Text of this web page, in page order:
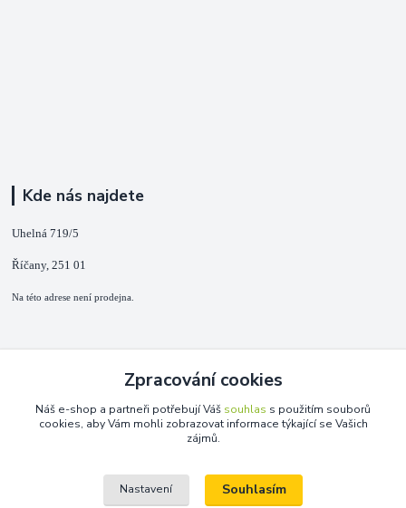
Kde nás najdete
Uhelná 719/5
Říčany, 251 01
Na této adrese není prodejna.
+420 725 889 873
(Po-Ne, 9-18 hod.)
Zpracování cookies
Náš e-shop a partneři potřebují Váš souhlas s použitím souborů
cookies, aby Vám mohli zobrazovat informace týkající se Vašich
zájmů.
Nastavení Souhlasím